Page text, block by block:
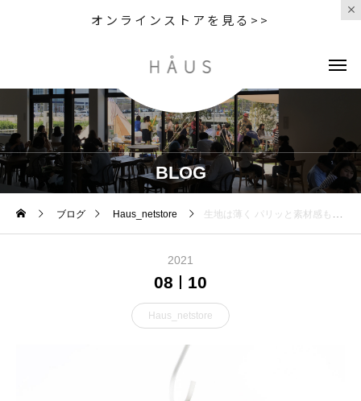
オンラインストアを見る>>
BLOG
ブログ Haus_netstore 生地は薄く パリッと素材感も気持ちいい コットントラウザー
2021
08 10
Haus_netstore